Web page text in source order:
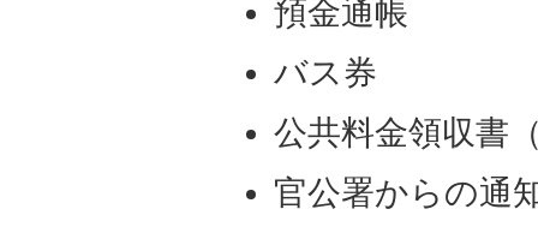
預金通帳
バス券
公共料金領収書
官公署からの通